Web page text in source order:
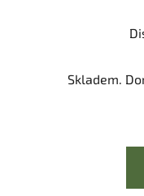
Skladem.